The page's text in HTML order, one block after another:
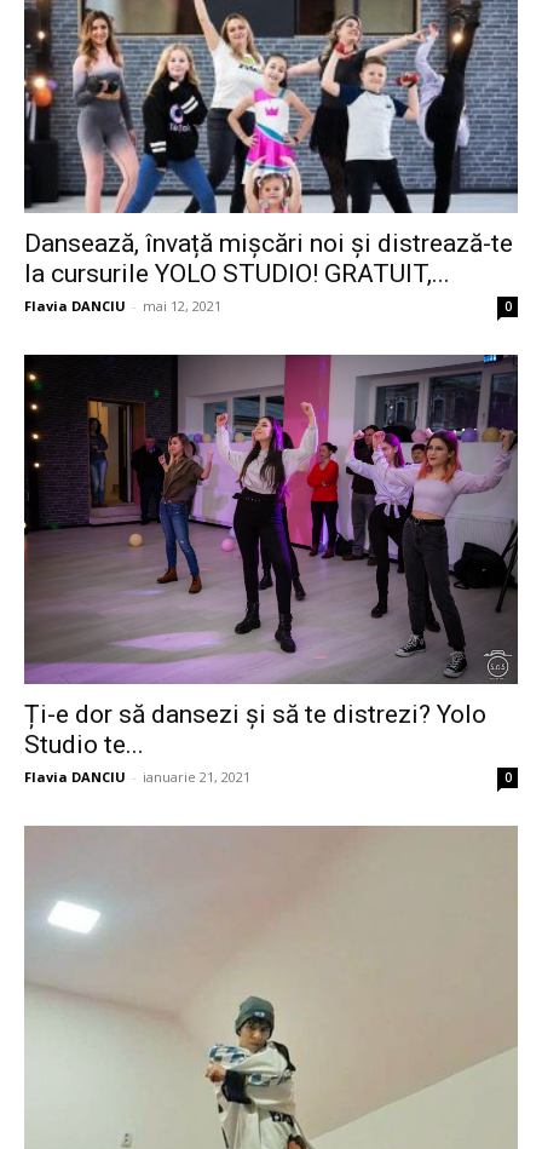
Dansează, învață mișcări noi și distrează-te
la cursurile YOLO STUDIO! GRATUIT,...
Flavia DANCIU - mai 12, 2021 0
Ți-e dor să dansezi și să te distrezi? Yolo
Studio te...
Flavia DANCIU - ianuarie 21, 2021 0